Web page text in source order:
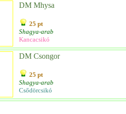
DM Mhysa
25 pt
Shagya-arab
Kancacsikó
DM Csongor
25 pt
Shagya-arab
Csődörcsikó